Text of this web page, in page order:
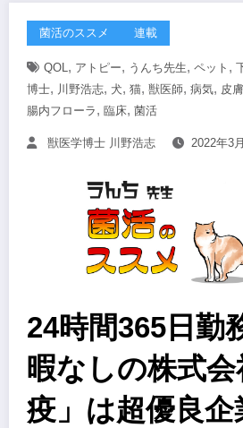
菌活のススメ 連載
QOL, アトピー, うんち先生, ペット ,
博士, 川野浩志, 犬, 猫, 獣医師, 病気, 皮
腸内フローラ , 臨床, 菌活
獣医学博士 川野浩志 2022年3
24時間365日勤
暇なしの株式
疫」は超優良企